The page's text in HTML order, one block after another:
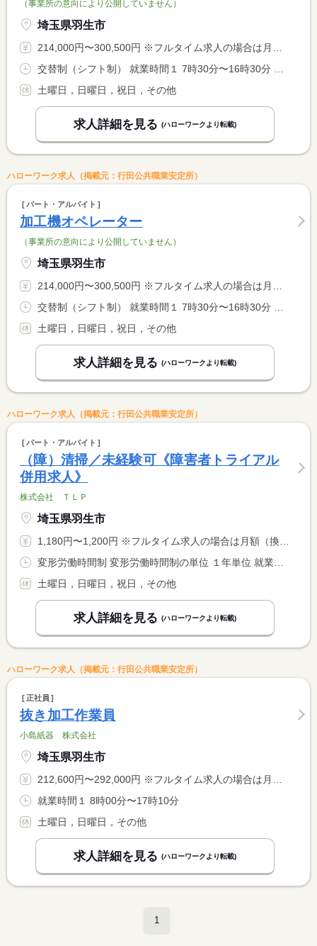
（事業所の意向により公開していません）
埼玉県羽生市
214,000円〜300,500円 ※フルタイム求人の場合は月額（換算額）、パート求人の場合は時間額を表示しています。
土曜日，日曜日，祝日，その他
求人詳細を見る (ハローワークより転載)
ハローワーク求人（掲載元：行田公共職業安定所）
パート・アルバイト
加工機オペレーター
（事業所の意向により公開していません）
埼玉県羽生市
214,000円〜300,500円 ※フルタイム求人の場合は月額（換算額）、パート求人の場合は時間額を表示しています。
土曜日，日曜日，祝日，その他
求人詳細を見る (ハローワークより転載)
ハローワーク求人（掲載元：行田公共職業安定所）
パート・アルバイト
（障）清掃／未経験可《障害者トライアル
併用求人》
株式会社 ＴＬＰ
埼玉県羽生市
1,180円〜1,200円 ※フルタイム求人の場合は月額（換算額）、パート求人の場合は時間額を表示しています。
土曜日，日曜日，祝日，その他
求人詳細を見る (ハローワークより転載)
ハローワーク求人（掲載元：行田公共職業安定所）
正社員
抜き加工作業員
小島紙器 株式会社
埼玉県羽生市
212,600円〜292,000円 ※フルタイム求人の場合は月額（換算額）、パート求人の場合は時間額を表示しています。
就業時間１ 8時00分〜17時10分
土曜日，日曜日，その他
求人詳細を見る (ハローワークより転載)
1